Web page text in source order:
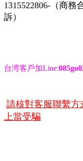
1315522806-（商務
訴）
台湾客戶加Line:
請核對客服聯繫方
上當受騙